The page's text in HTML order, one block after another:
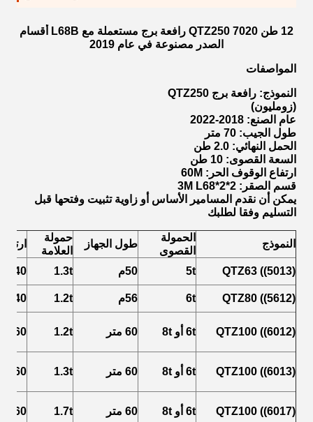
12 طن QTZ250 7020 رافعة برج مستعملة مع L68B أقسام
الصدر مصنوعة في عام 2019
المواصفات
النموذج: رافعة برج QTZ250
(زومليون)
عام الصنع: 2018-2022
طول الجيب: 70 متر
الحمل النهائي: 2.0 طن
السعة القصوى: 10 طن
ارتفاع الوقوف الحر: 60M
قسم الصقر: 2*2*3M L68
يمكن أن نقدم المسامير الأساس أو زاوية تثبيت وفتحها قبل
التسليم وفقا لطلبك
النموذج
الحمولة
القصوى
طول الجهاز
حمولة
العلامة
QTZ63 ((5013)
5t
50 م 1.3t
40
QTZ80 ((5612)
6t 56م 1.2t
40
QTZ100 ((6012) 6t أو 8t 60 متر 1.2t
40-60
QTZ100 ((6013) 6t أو 8t 60 متر 1.3t
40-60
QTZ100 ((6017) 6t أو 8t 60 متر 1.7t
40-60